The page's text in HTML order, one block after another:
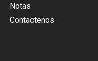
Notas
Contactenos